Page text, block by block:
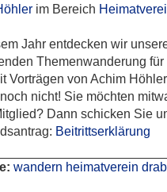
im Bereich
Jahr entdecken wir
Themenwanderung für
Vorträgen von Achim
nicht! Sie möchten
Dann schicken Sie
Beitrittserklärung
wandern heimatverein